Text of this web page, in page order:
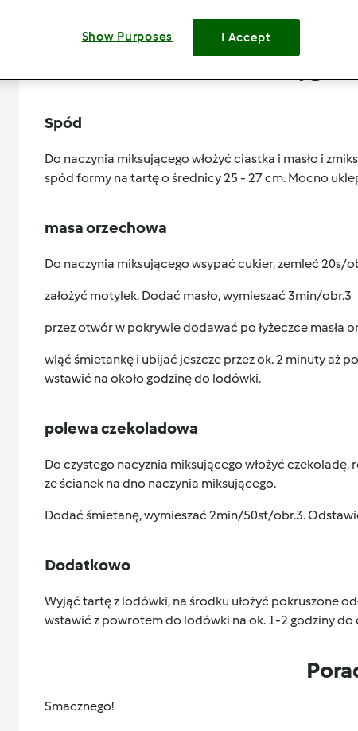
Spód
Do naczynia miksującego włożyć ciastka i masło i
spód formy na tartę o średnicy 25 - 27 cm. Mocno
masa orzechowa
Do naczynia miksującego wsypać cukier, zemleć 20s/
założyć motylek. Dodać masło, wymieszać 3min/obr.3
przez otwór w pokrywie dodawać po łyżeczce masła
wląć śmietankę i ubijać jeszcze przez ok. 2 minuty aż
wstawić na około godzinę do lodówki.
polewa czekoladowa
Do czystego nacyznia miksującego włożyć
ze ścianek na dno naczynia miksującego.
Dodać śmietanę, wymieszać 2min/50st/obr.3.
Dodatkowo
Wyjąć tartę z lodówki, na środku ułożyć pokruszone
wstawić z powrotem do lodówki na ok. 1-2 godziny do
Smacznego!
Show Purposes I Accept